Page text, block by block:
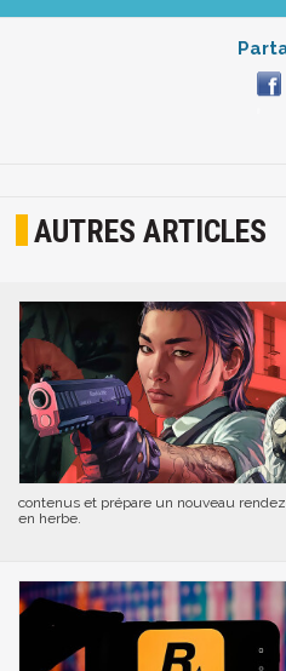
AUTRES ARTICLES
contenus et prépare un nouveau
en herbe.